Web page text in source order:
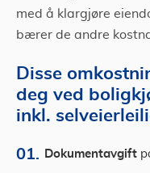
med å klargjøre
bærer de andre
Disse
deg ved
inkl.
Dokumentavgift